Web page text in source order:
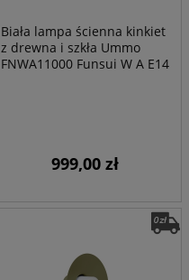
Biała lampa ścienna kinkiet
z drewna i szkła Ummo
FNWA11000 Funsui W A E14
999,00 zł